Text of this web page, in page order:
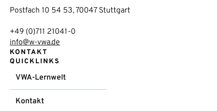
Postfach 10 54 53, 70047 Stuttgart
+49 (0)711 21041-0
info@w-vwa.de
KONTAKT
QUICKLINKS
VWA-Lernwelt
Kontakt